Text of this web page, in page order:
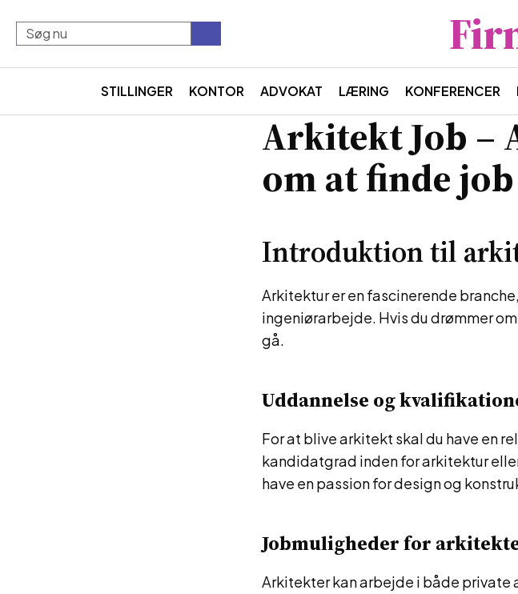
STILLINGER KONTOR ADVOKAT LÆRING KONFERENCER
Arkitekt Job –
om at finde
Introduktion til
Arkitektur er en fascinerende
ingeniørarbejde. Hvis du drømmer
gå.
Uddannelse og
For at blive arkitekt skal du have en
kandidatgrad inden for arkitektur
have en passion for design og
Jobmuligheder for
Arkitekter kan arbejde i både